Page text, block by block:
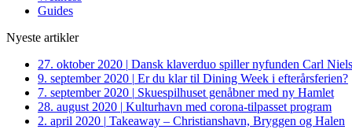
Guides
Nyeste artikler
27. oktober 2020 | Dansk klaverduo spiller nyfunden Carl
9. september 2020 | Er du klar til Dining Week i efterårsferien?
7. september 2020 | Skuespilhuset genåbner med ny Hamlet
28. august 2020 | Kulturhavn med corona-tilpasset program
2. april 2020 | Takeaway – Christianshavn, Bryggen og Halen